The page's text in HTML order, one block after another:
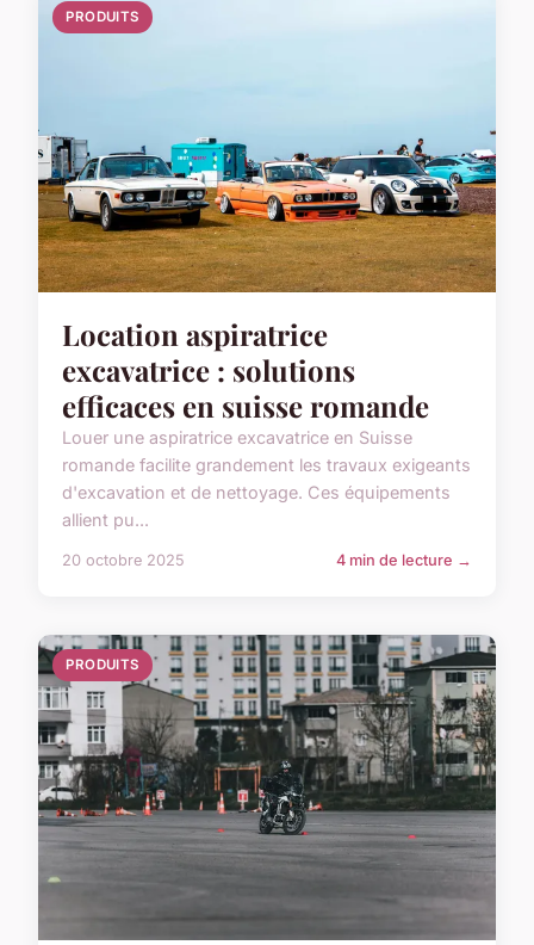
PRODUITS
Location aspiratrice
excavatrice : solutions
efficaces en suisse romande
Louer une aspiratrice excavatrice en Suisse
romande facilite grandement les travaux exigeants
d'excavation et de nettoyage. Ces équipements
allient pu...
20 octobre 2025 4 min de lecture →
PRODUITS